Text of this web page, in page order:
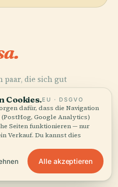
paar, die sich gut
PLACE
Miracoli
Santo Stefano
Dei Cavalieri
in Pisa
Cookies.EU · DSGVO
dafür, dass die Navigation
Google Analytics)
Seiten funktionieren — nur
Verkauf. Du kannst dies
Alle akzeptieren